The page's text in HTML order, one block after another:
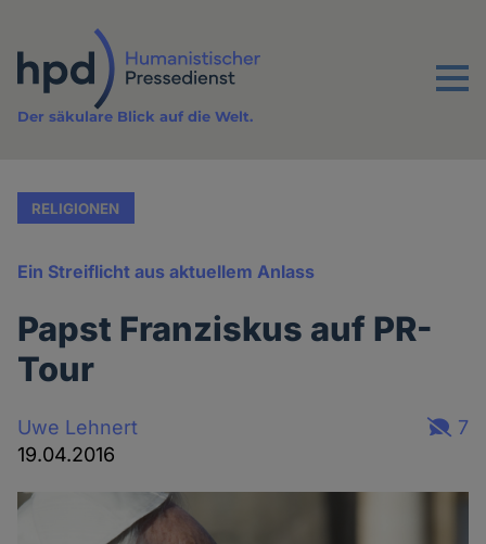
Inhalt
Menu
Der säkulare Blick auf die Welt.
RELIGIONEN
Ein Streiflicht aus aktuellem Anlass
Papst Franziskus auf PR-
Tour
Uwe Lehnert
19.04.2016
7